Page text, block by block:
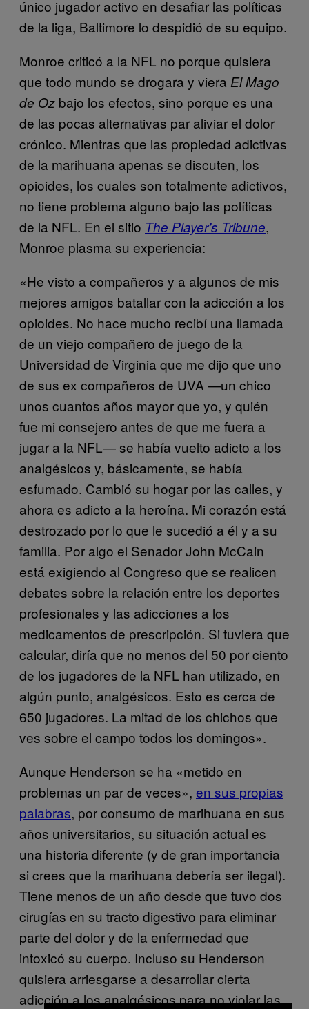
único jugador activo en desafiar las políticas
de la liga, Baltimore lo despidió de su equipo.
Monroe criticó a la NFL no porque quisiera
que todo mundo se drogara y viera El Mago
de Oz bajo los efectos, sino porque es una
de las pocas alternativas par aliviar el dolor
crónico. Mientras que las propiedad adictivas
de la marihuana apenas se discuten, los
opioides, los cuales son totalmente adictivos,
no tiene problema alguno bajo las políticas
de la NFL. En el sitio The Player’s Tribune,
Monroe plasma su experiencia:
«He visto a compañeros y a algunos de mis
mejores amigos batallar con la adicción a los
opioides. No hace mucho recibí una llamada
de un viejo compañero de juego de la
Universidad de Virginia que me dijo que uno
de sus ex compañeros de UVA —un chico
unos cuantos años mayor que yo, y quién
fue mi consejero antes de que me fuera a
jugar a la NFL— se había vuelto adicto a los
analgésicos y, básicamente, se había
esfumado. Cambió su hogar por las calles, y
ahora es adicto a la heroína. Mi corazón está
destrozado por lo que le sucedió a él y a su
familia. Por algo el Senador John McCain
está exigiendo al Congreso que se realicen
debates sobre la relación entre los deportes
profesionales y las adicciones a los
medicamentos de prescripción. Si tuviera que
calcular, diría que no menos del 50 por ciento
de los jugadores de la NFL han utilizado, en
algún punto, analgésicos. Esto es cerca de
650 jugadores. La mitad de los chichos que
ves sobre el campo todos los domingos».
Aunque Henderson se ha «metido en
problemas un par de veces», en sus propias
palabras, por consumo de marihuana en sus
años universitarios, su situación actual es
una historia diferente (y de gran importancia
si crees que la marihuana debería ser ilegal).
Tiene menos de un año desde que tuvo dos
cirugías en su tracto digestivo para eliminar
parte del dolor y de la enfermedad que
intoxicó su cuerpo. Incluso su Henderson
quisiera arriesgarse a desarrollar cierta
adicción a los analgésicos para no violar las